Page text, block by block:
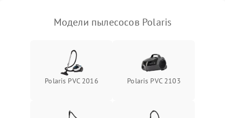
Модели пылесосов Polaris
Polaris PVC 2016 Polaris PVC 2103